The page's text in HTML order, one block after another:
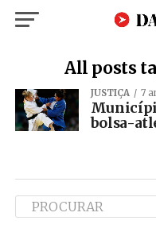
All posts
JUSTIÇA 7
bolsa-